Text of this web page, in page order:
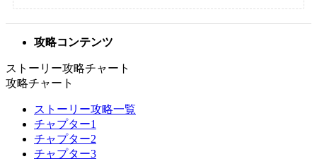
攻略コンテンツ
ストーリー攻略チャート
攻略チャート
ストーリー攻略一覧
チャプター1
チャプター2
チャプター3